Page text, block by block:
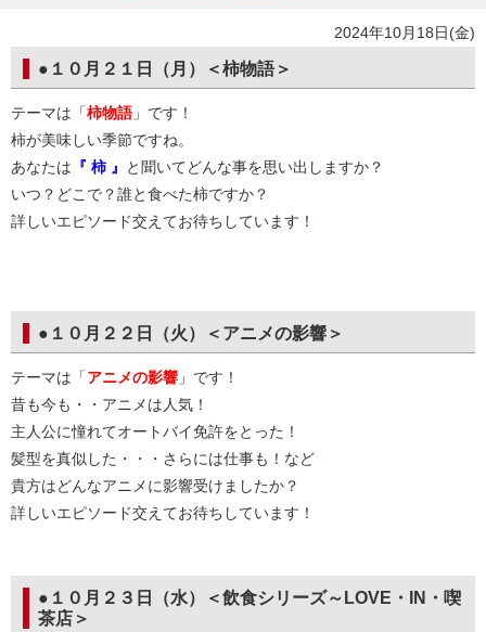
2024年10月18日(金)
●１０月２１日（月）＜柿物語＞
テーマは「柿物語 」です！
柿が美味しい季節ですね。
あなたは 『 柿 』
と聞いてどんな事を思い出しますか？
いつ？どこで？誰と食べた柿ですか？
詳しいエピソード交えてお待ちしています！
●１０月２２日（火）＜アニメの影響＞
テーマは「アニメの影響 」です！
昔も今も・・アニメは人気！
主人公に憧れてオートバイ免許をとった！
髪型を真似した・・・さらには仕事も！など
貴方はどんなアニメに影響受けましたか？
詳しいエピソード交えてお待ちしています！
●１０月２３日（水）＜飲食シリーズ～LOVE・IN・喫
茶店＞